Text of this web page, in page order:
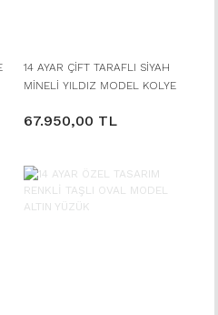
14 AYAR ÇİFT TARAFLI SİYAH
MİNELİ YILDIZ MODEL KOLYE
67.950,00 TL